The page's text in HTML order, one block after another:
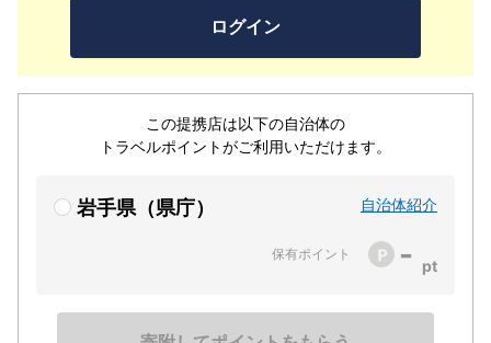
ログイン
この提携店は以下の自治体の
トラベルポイントがご利用いただけます。
岩手県（県庁） 自治体紹介
保有ポイント -
の様々なアクティビティをお楽しみいただけます。高原リ
ゾートならではの特別な時間をぜひご体験ください。